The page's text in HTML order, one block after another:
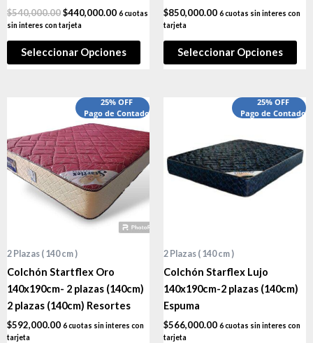
$540,000.00$440,000.00 6 cuotas
sin interes con tarjeta
Seleccionar Opciones
$850,000.00 6 cuotas sin interes con
tarjeta
Seleccionar Opciones
25% OFF
Pago de Contado
2 Plazas ( 140 cm )
Colchón Startflex Oro
140x190cm- 2 plazas (140cm)
2 plazas (140cm) Resortes
$592,000.00 6 cuotas sin interes con
tarjeta
25% OFF
Pago de Contado
2 Plazas ( 140 cm )
Colchón Starflex Lujo
140x190cm-2 plazas (140cm)
Espuma
$566,000.00 6 cuotas sin interes con
tarjeta